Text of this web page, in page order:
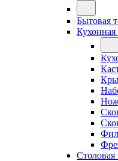
Бытовая
Кухонная
Столовая